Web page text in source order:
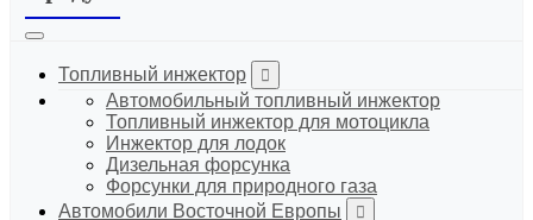
Топливный инжектор
Автомобильный топливный инжектор
Топливный инжектор для мотоцикла
Инжектор для лодок
Дизельная форсунка
Форсунки для природного газа
Автомобили Восточной Европы